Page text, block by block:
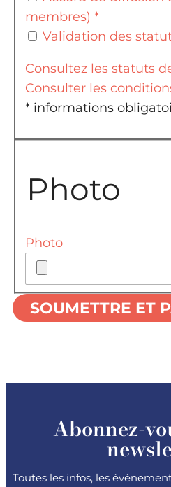
membres) *
Validation des
Consultez les statuts
Consulter les
* informations
Photo
Photo
Abonnez-
Toutes les infos, les